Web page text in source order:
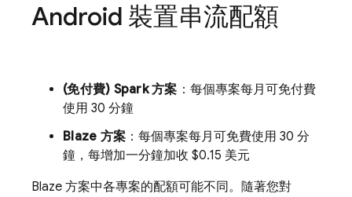
Android 裝置串流配額
(免付費) Spark 方案 ：每個專案每月可免付費
使用 30 分鐘
Blaze 方案 ：每個專案每月可免費使用 30 分
鐘，每增加一分鐘加收 $0.15 美元
Blaze 方案中各專案的配額可能不同。隨著您對